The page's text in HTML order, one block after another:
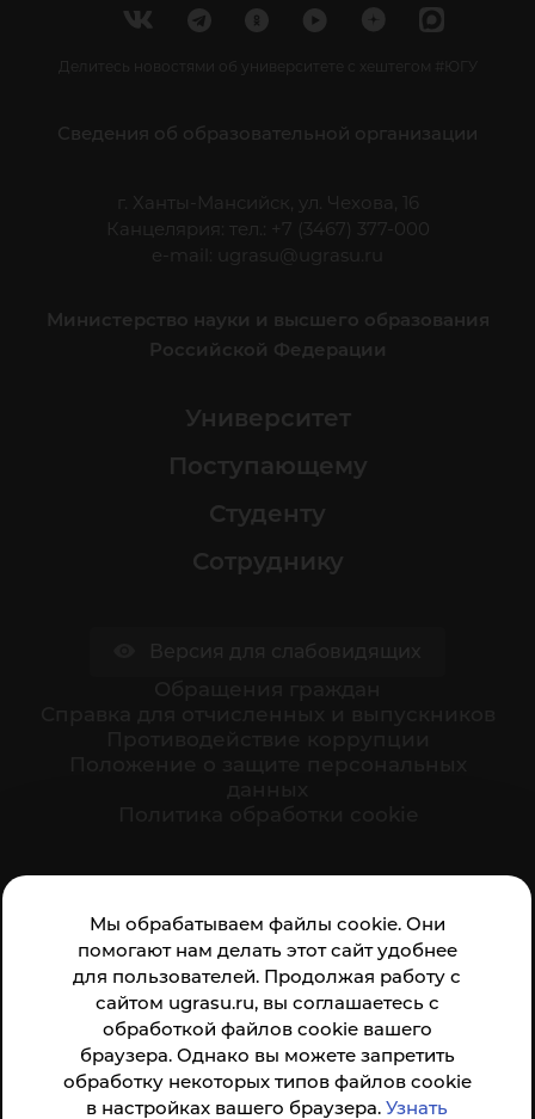
Мы обрабатываем файлы cookie. Они
помогают нам делать этот сайт удобнее
для пользователей. Продолжая работу с
сайтом ugrasu.ru, вы соглашаетесь с
обработкой файлов cookie вашего
браузера. Однако вы можете запретить
обработку некоторых типов файлов cookie
в настройках вашего браузера.Узнать
Делитесь новостями об университете с хештегом #ЮГУ
Сведения об образовательной организации
г. Ханты-Мансийск, ул. Чехова, 16
Канцелярия: тел.: +7 (3467) 377-000
e-mail:
ugrasu@ugrasu.ru
Министерство науки и высшего образования
Российской Федерации
Университет
Поступающему
Студенту
Сотруднику
организации:
Анкета доступна по QR-коду, а так же по прямой